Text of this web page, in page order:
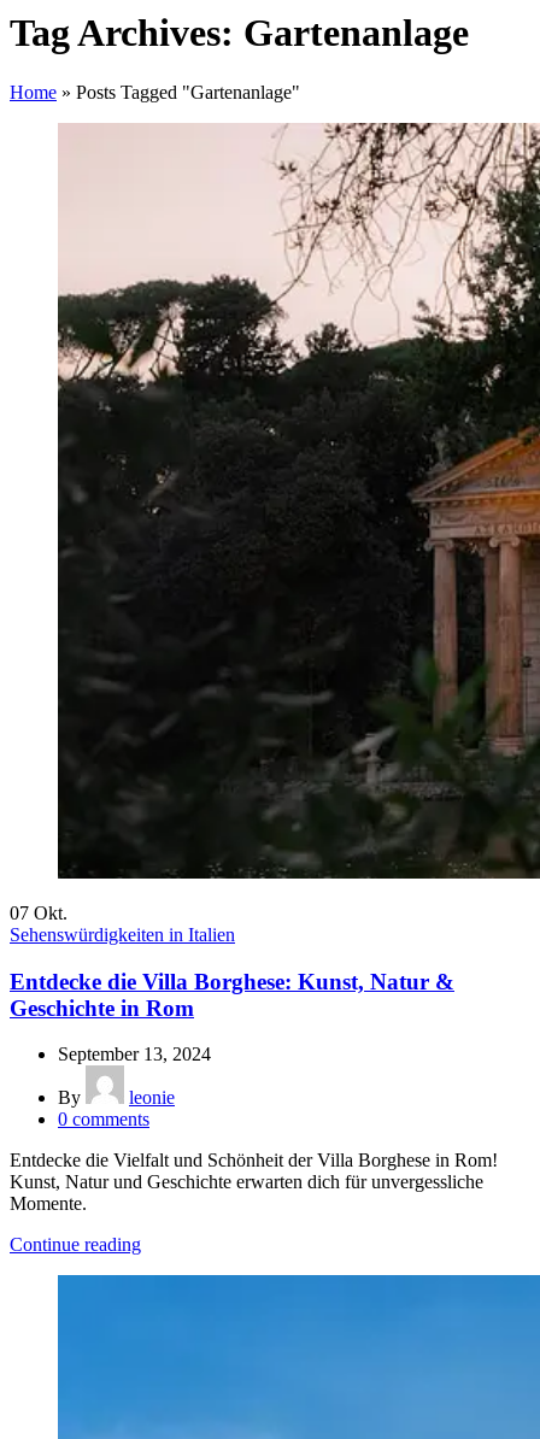
Tag Archives: Gartenanlage
Home » Posts Tagged "Gartenanlage"
07 Okt.
Sehenswürdigkeiten in Italien
Entdecke die Villa Borghese: Kunst, Natur &
Geschichte in Rom
September 13, 2024
By
leonie
0 comments
Entdecke die Vielfalt und Schönheit der Villa Borghese in Rom!
Kunst, Natur und Geschichte erwarten dich für unvergessliche
Momente.
Continue reading